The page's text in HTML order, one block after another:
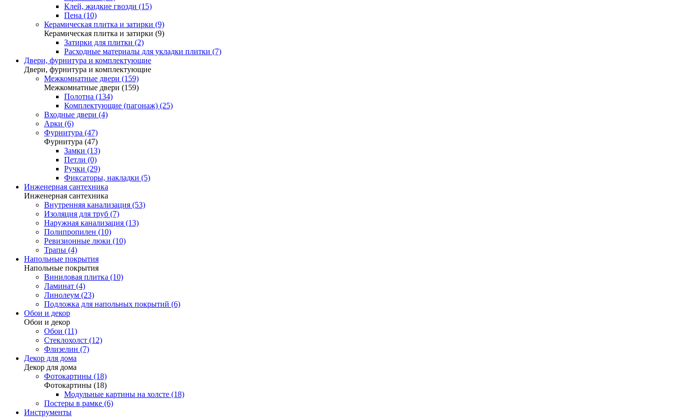
Клей, жидкие гвозди (15)
Пена (10)
Керамическая плитка и затирки (9)
Керамическая плитка и затирки (9)
Затирки для плитки (2)
Расходные материалы для укладки плитки (7)
Двери, фурнитура и комплектующие
Двери, фурнитура и комплектующие
Межкомнатные двери (159)
Межкомнатные двери (159)
Полотна (134)
Комплектующие (пагонаж) (25)
Входные двери (4)
Арки (6)
Фурнитура (47)
Фурнитура (47)
Замки (13)
Петли (0)
Ручки (29)
Фиксаторы, накладки (5)
Инженерная сантехника
Инженерная сантехника
Внутренняя канализация (53)
Изоляция для труб (7)
Наружная канализация (13)
Полипропилен (10)
Ревизионные люки (10)
Трапы (4)
Напольные покрытия
Напольные покрытия
Виниловая плитка (10)
Ламинат (4)
Линолеум (23)
Подложка для напольных покрытий (6)
Обои и декор
Обои и декор
Обои (11)
Стеклохолст (12)
Флизелин (7)
Декор для дома
Декор для дома
Фотокартины (18)
Фотокартины (18)
Модульные картины на холсте (18)
Постеры в рамке (6)
Инструменты